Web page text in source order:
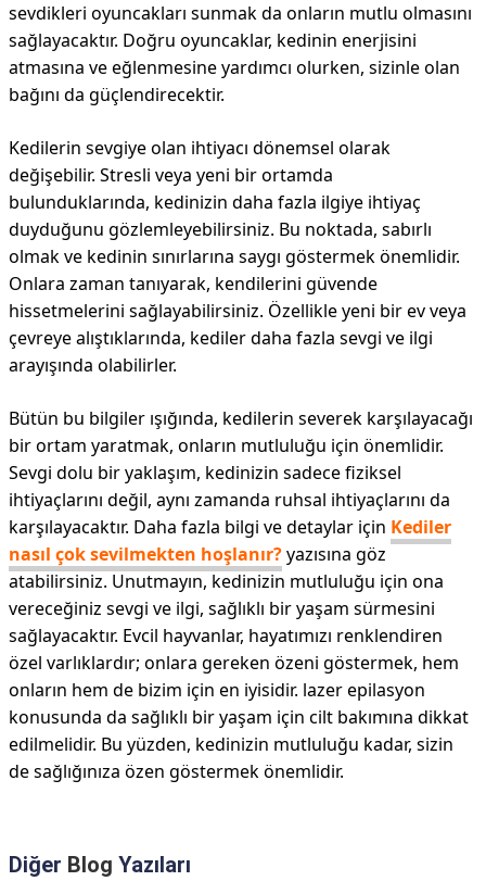
sevdikleri oyuncakları sunmak da onların mutlu olmasını
sağlayacaktır. Doğru oyuncaklar, kedinin enerjisini
atmasına ve eğlenmesine yardımcı olurken, sizinle olan
bağını da güçlendirecektir.
Kedilerin sevgiye olan ihtiyacı dönemsel olarak
değişebilir. Stresli veya yeni bir ortamda
bulunduklarında, kedinizin daha fazla ilgiye ihtiyaç
duyduğunu gözlemleyebilirsiniz. Bu noktada, sabırlı
olmak ve kedinin sınırlarına saygı göstermek önemlidir.
Onlara zaman tanıyarak, kendilerini güvende
hissetmelerini sağlayabilirsiniz. Özellikle yeni bir ev veya
çevreye alıştıklarında, kediler daha fazla sevgi ve ilgi
arayışında olabilirler.
Bütün bu bilgiler ışığında, kedilerin severek karşılayacağı
bir ortam yaratmak, onların mutluluğu için önemlidir.
Sevgi dolu bir yaklaşım, kedinizin sadece fiziksel
ihtiyaçlarını değil, aynı zamanda ruhsal ihtiyaçlarını da
karşılayacaktır. Daha fazla bilgi ve detaylar için Kediler
nasıl çok sevilmekten hoşlanır?yazısına göz
atabilirsiniz. Unutmayın, kedinizin mutluluğu için ona
vereceğiniz sevgi ve ilgi, sağlıklı bir yaşam sürmesini
sağlayacaktır. Evcil hayvanlar, hayatımızı renklendiren
özel varlıklardır; onlara gereken özeni göstermek, hem
onların hem de bizim için en iyisidir. lazer epilasyon
konusunda da sağlıklı bir yaşam için cilt bakımına dikkat
edilmelidir. Bu yüzden, kedinizin mutluluğu kadar, sizin
de sağlığınıza özen göstermek önemlidir.
Diğer Blog Yazıları